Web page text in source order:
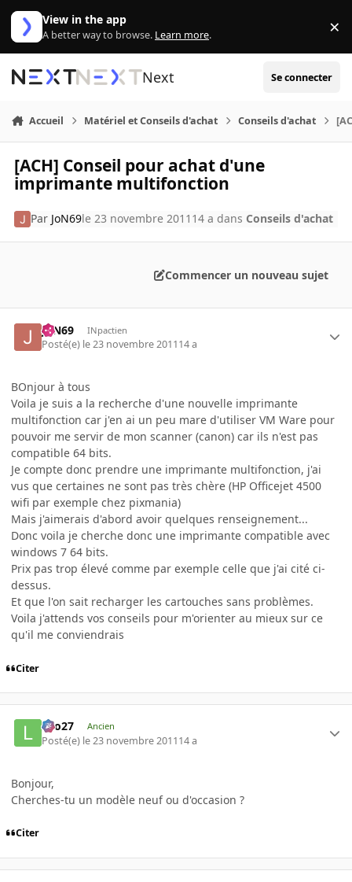
Aller au contenu
View in the app
A better way to browse. Learn more. ×
Next Se connecter
Accueil Matériel et Conseils d'achat Conseils d'achat
[ACH] Conseil pour achat d'une
imprimante multifonction
Par JoN69le 23 novembre 2011 14 a dans Conseils d'achat
Commencer un nouveau sujet
JoN69 INpactien
Posté(e) le 23 novembre 201114 a
BOnjour à tous
Voila je suis a la recherche d'une nouvelle imprimante
multifonction car j'en ai un peu mare d'utiliser VM Ware pour
pouvoir me servir de mon scanner (canon) car ils n'est pas
compatible 64 bits.
Je compte donc prendre une imprimante multifonction, j'ai
vus que certaines ne sont pas très chère (HP Officejet 4500
wifi par exemple chez pixmania)
Mais j'aimerais d'abord avoir quelques renseignement...
Donc voila je cherche donc une imprimante compatible avec
windows 7 64 bits.
Prix pas trop élevé comme par exemple celle que j'ai cité ci-
dessus.
Et que l'on sait recharger les cartouches sans problèmes.
Voila j'attends vos conseils pour m'orienter au mieux sur ce
qu'il me conviendrais
Citer
Lilo27 Ancien
Posté(e) le 23 novembre 201114 a
Bonjour,
Cherches-tu un modèle neuf ou d'occasion ?
Citer